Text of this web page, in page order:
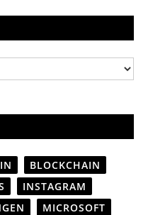
BLOCKCHAIN
INSTAGRAM
MICROSOFT